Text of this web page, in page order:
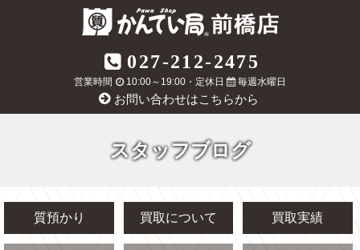
質屋かんてい局
前橋店
027-212-2475
営業時間 10:00～19:00・定休日 毎週水曜日
お問い合わせはこちらから
スタッフブログ
質預かり 買取について 買取実績